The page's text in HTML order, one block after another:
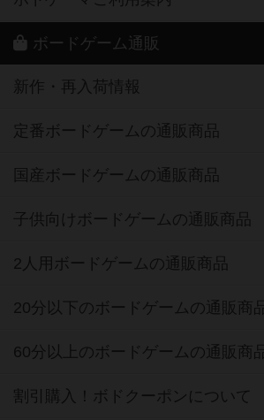
ボードゲーム通販
新作・再入荷情報
定番ボードゲームの通販商品
国産ボードゲームの通販商品
子供向けボードゲームの通販商品
2人用ボードゲームの通販商品
20分以下のボードゲームの通販商
60分以上のボードゲームの通販商
割引購入！ボドクーポンについて